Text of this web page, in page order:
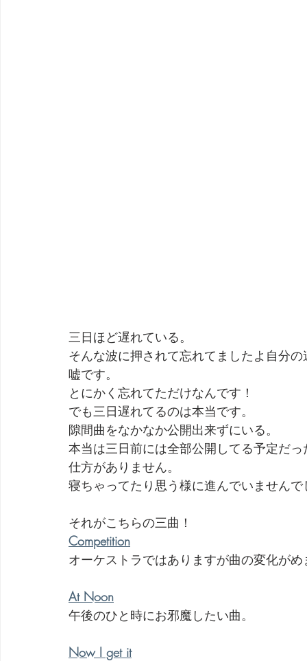
三日ほど遅れている。
そんな波に押されて忘れてましたよ自分の
嘘です。
とにかく忘れてただけなんです！
でも三日遅れてるのは本当です。
隙間曲をなかなか公開出来ずにいる。
本当は三日前には全部公開してる予定だっ
仕方がありません。
寝ちゃってたり思う様に進んでいません
それがこちらの三曲！
Competition
オーケストラではありますが曲の変化が
At Noon
午後のひと時にお邪魔したい曲。
Now I get it